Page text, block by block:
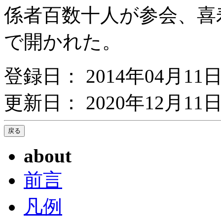
係者百数十人が参会、
で開かれた。
登録日： 2014年04月11
更新日： 2020年12月11
about
前言
凡例